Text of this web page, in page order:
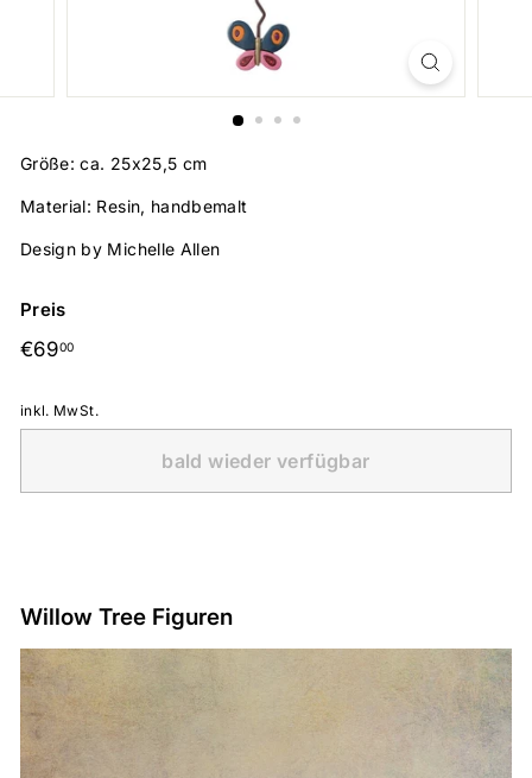
Größe: ca. 25x25,5 cm
Material: Resin, handbemalt
Design by Michelle Allen
Preis
Normaler
€6900€69,00
inkl. MwSt.
bald wieder verfügbar
Willow Tree Figuren